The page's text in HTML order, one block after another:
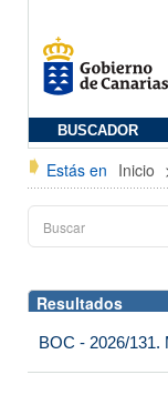
BUSCADOR
Estás en Inicio
Resultados
BOC - 2026/131.